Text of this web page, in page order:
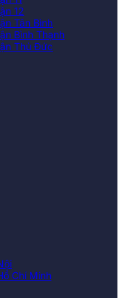
12
Tân Bình
Bình Thạnh
Thủ Đức
Chí Minh